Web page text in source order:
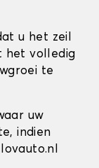
u het zeil
het volledig
te
uw
indien